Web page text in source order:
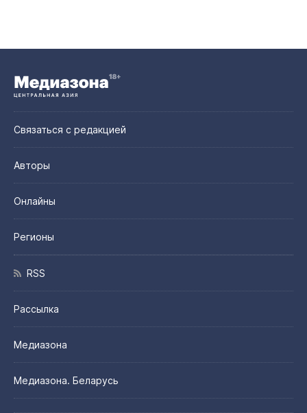
Связаться с редакцией
Авторы
Онлайны
Регионы
RSS
Рассылка
Медиазона
Медиазона. Беларусь